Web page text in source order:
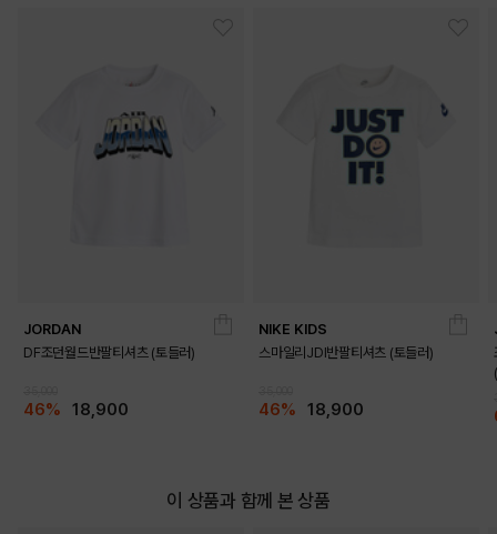
JORDAN
DF조던월드반팔티셔츠 (토들러)
46% 18,900
NIKE KIDS
스마일리JDI반팔티셔츠 (토들러)
46% 18,900
이 상품과 함께 본 상품